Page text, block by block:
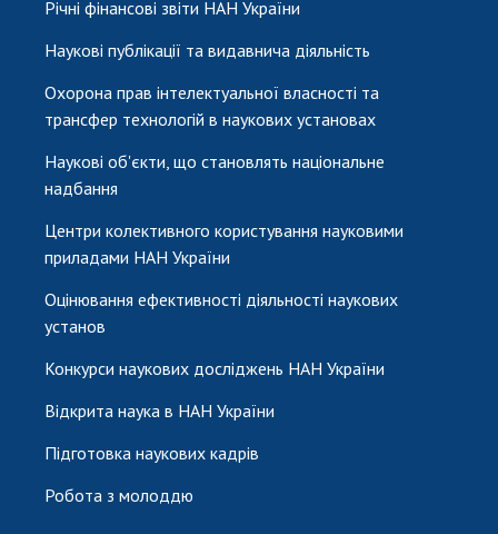
Річні фінансові звіти НАН України
Наукові публікації та видавнича діяльність
Охорона прав інтелектуальної власності та
трансфер технологій в наукових установах
Наукові об'єкти, що становлять національне
надбання
Центри колективного користування науковими
приладами НАН України
Оцінювання ефективності діяльності наукових
установ
Конкурси наукових досліджень НАН України
Відкрита наука в НАН України
Підготовка наукових кадрів
Робота з молоддю